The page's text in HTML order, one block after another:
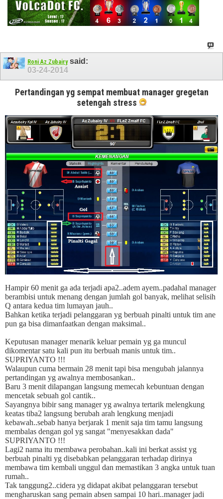
Roni Az Zubairysaid:
03-24-2014
Pertandingan yg sempat membuat manager gregetan
setengah stress
Hampir 60 menit ga ada terjadi apa2..adem ayem..padahal manager
berambisi untuk menang dengan jumlah gol banyak, melihat selisih
Q antara kedua tim lumayan jauh..
Bahkan ketika terjadi pelanggaran yg berbuah pinalti untuk tim ane
pun ga bisa dimanfaatkan dengan maksimal..
Keputusan manager menarik keluar pemain yg ga muncul
dikomentar satu kali pun itu berbuah manis untuk tim..
SUPRIYANTO !!!
Walaupun cuma bermain 28 menit tapi bisa mengubah jalannya
pertandingan yg awalnya membosankan..
Baru 3 menit dilapangan langsung memecah kebuntuan dengan
mencetak sebuah gol cantik..
Sayangnya bibir sang manager yg awalnya tertarik melengkung
keatas tiba2 langsung berubah arah lengkung menjadi
kebawah..sebab hanya berjarak 1 menit saja tim tamu langsung
membalas dengan gol yg sangat "menyesakkan dada"
SUPRIYANTO !!!
Lagi2 nama itu membawa perobahan..kali ini berkat assist yg
berbuah pinalti yg disebabkan pelanggaran terhadap dirinya
membawa tim kembali unggul dan memastikan 3 angka untuk tuan
rumah..
Tak tanggung2..cidera yg didapat akibat pelanggaran tersebut
mengharuskan sang pemain absen sampai 10 hari..manager jadi